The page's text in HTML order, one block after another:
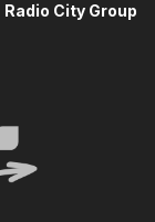
Radio City Group